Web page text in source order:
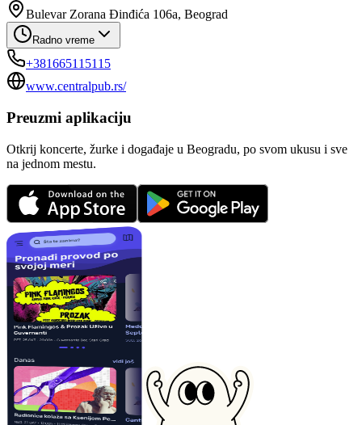
Bulevar Zorana Đinđića 106a, Beograd
Radno vreme
+381665115115
www.centralpub.rs/
Preuzmi aplikaciju
Otkrij koncerte, žurke i događaje u Beogradu, po svom ukusu i sve
na jednom mestu.